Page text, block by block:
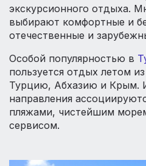
экскурсионного отдыха.
выбирают комфортные и
отечественные и
Особой популярностью в
пользуется отдых летом
Турцию, Абхазию и Крым.
направления
пляжами, чистейшим
сервисом.